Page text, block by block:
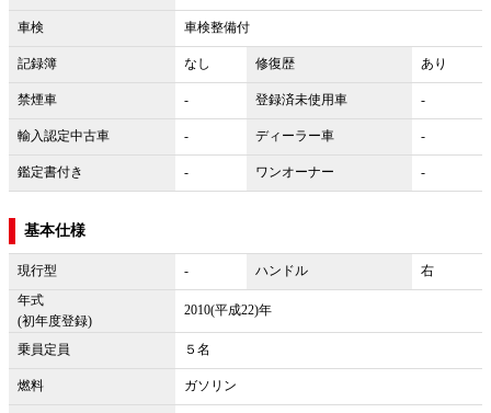
車検 車検整備付
記録簿 なし 修復歴 あり
禁煙車 - 登録済未使用車 -
輸入認定中古車 - ディーラー車 -
鑑定書付き - ワンオーナー -
基本仕様
現行型 - ハンドル
右
年式
(初年度登録)
2010(平成22)年
乗員定員 ５名
燃料 ガソリン